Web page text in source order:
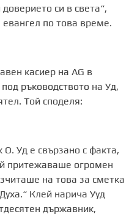
си в света“,
евангел по това време.
касиер на AG в
ръководството на Уд,
Той споделя:
Уд е свързано с факта,
притежаваше огромен
на това за сметка
Клей нарича Ууд
държавник,